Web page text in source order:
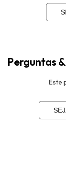
Perguntas
Este